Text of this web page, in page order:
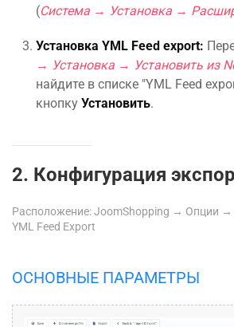
(Система → Установка →
Установка YML Feed export:
→ Установка → Установить из
найдите в списке "YML Feed
кнопку Установить.
2. Конфигурация
Расположение: JoomShopping → Опции
YML Feed Export
ОСНОВНЫЕ ПАРАМЕТРЫ